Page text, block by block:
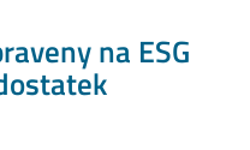
na ESG